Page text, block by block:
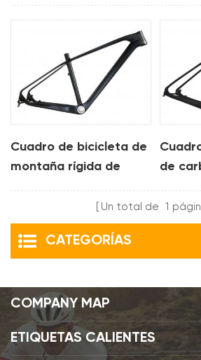
Cuadro de bicicleta de
montaña rígida de
de
Un total de 1
CATEGORÍAS
COMPANY MAP
ETIQUETAS CALIENTES